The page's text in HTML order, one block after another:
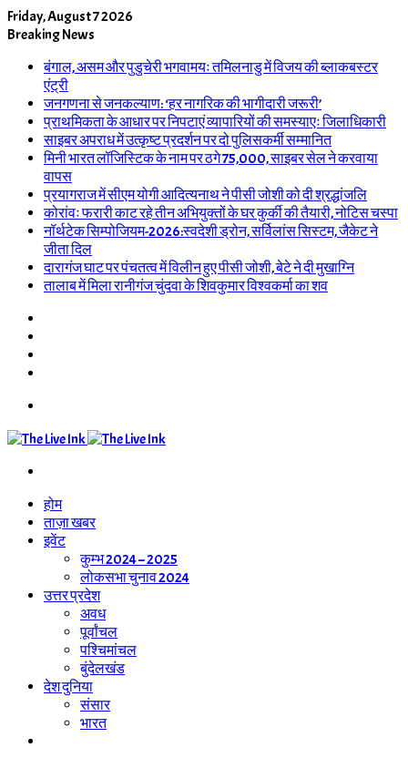
Friday, August 7 2026
Breaking News
बंगाल, असम और पुडुचेरी भगवामयः तमिलनाडु में विजय की ब्लाकबस्टर
एंट्री
जनगणना से जनकल्याण: ‘हर नागरिक की भागीदारी जरूरी’
प्राथमिकता के आधार पर निपटाएं व्यापारियों की समस्याएः जिलाधिकारी
साइबर अपराध में उत्कृष्ट प्रदर्शन पर दो पुलिसकर्मी सम्मानित
मिनी भारत लॉजिस्टिक के नाम पर ठगे 75,000, साइबर सेल ने करवाया
वापस
प्रयागराज में सीएम योगी आदित्यनाथ ने पीसी जोशी को दी श्रद्धांजलि
कोरांवः फरारी काट रहे तीन अभियुक्तों के घर कुर्की की तैयारी, नोटिस चस्पा
नॉर्थटेक सिम्पोजियम-2026:स्वदेशी ड्रोन, सर्विलांस सिस्टम, जैकेट ने
जीता दिल
दारागंज घाट पर पंचतत्व में विलीन हुए पीसी जोशी, बेटे ने दी मुखाग्नि
तालाब में मिला रानीगंज चुंदवा के शिवकुमार विश्वकर्मा का शव
होम
ताज़ा खबर
इवेंट
कुम्भ 2024 – 2025
लोकसभा चुनाव 2024
उत्तर प्रदेश
अवध
पूर्वांचल
पश्चिमांचल
बुंदेलखंड
देश दुनिया
संसार
भारत